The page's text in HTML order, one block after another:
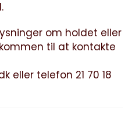
om holdet eller
til at kontakte
eller telefon 21 70 18